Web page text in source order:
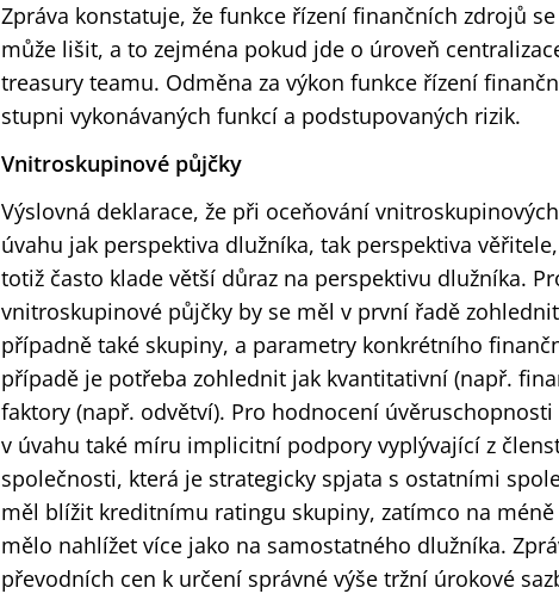
Zpráva konstatuje, že funkce řízení finančních zdrojů
může lišit, a to zejména pokud jde o úroveň
treasury teamu. Odměna za výkon funkce řízení
stupni vykonávaných funkcí a podstupovaných rizik.
Vnitroskupinové půjčky
Výslovná deklarace, že při oceňování
úvahu jak perspektiva dlužníka, tak perspektiva
totiž často klade větší důraz na perspektivu dlužníka.
vnitroskupinové půjčky by se měl v první řadě
případně také skupiny, a parametry konkrétního
případě je potřeba zohlednit jak kvantitativní (např.
faktory (např. odvětví). Pro hodnocení
v úvahu také míru implicitní podpory vyplývající z
společnosti, která je strategicky spjata s ostatními
měl blížit kreditnímu ratingu skupiny, zatímco na
mělo nahlížet více jako na samostatného dlužníka.
převodních cen k určení správné výše tržní úrokové